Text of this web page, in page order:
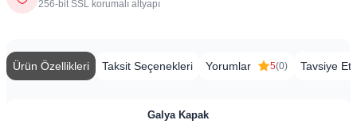
256-bit SSL korumalı altyapı
Ürün Özellikleri Taksit Seçenekleri Yorumlar 5(0) Tavsiye Et
Galya Kapak